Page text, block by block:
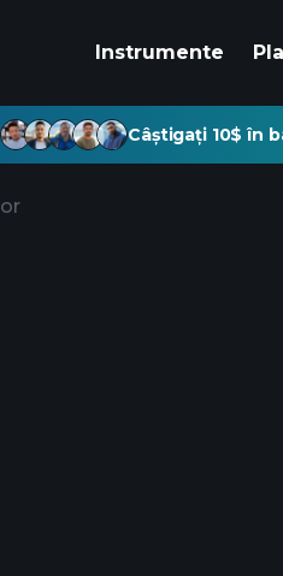
Instrumente
Câștigați 10$ în